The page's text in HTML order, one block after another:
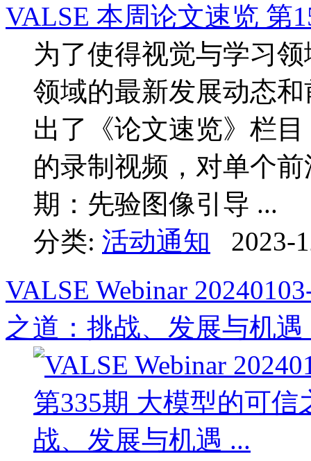
VALSE 本周论文速览 第
为了使得视觉与学习
领域的最新发展动态
出了《论文速览》栏
的录制视频，对单个
期：先验图像引导 ...
分类: 活动通知
2023-
VALSE Webinar
之道：挑战、发展与机遇